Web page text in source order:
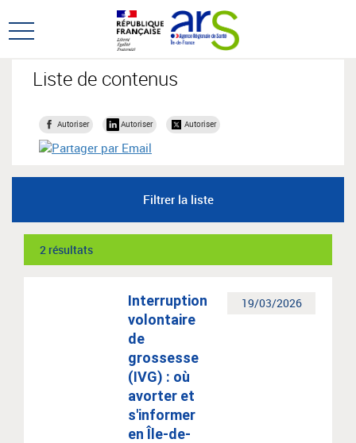
au
menu
au
contenu
Ouvrir
menu
principal
Liste de contenus
Autoriser Autoriser Autoriser
Filtrer la liste
2 résultats
19/03/2026
Interruption
volontaire
de
grossesse
(IVG) : où
avorter et
s'informer
en Île-de-